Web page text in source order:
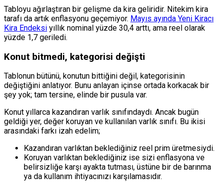
Tabloyu ağırlaştıran bir gelişme da kira geliridir. Nitekim kira
tarafı da artık enflasyonu geçemiyor. Mayıs ayında Yeni Kiracı
Kira Endeksi yıllık nominal yüzde 30,4 arttı, ama reel olarak
yüzde 1,7 geriledi.
Konut bitmedi, kategorisi değişti
Tablonun bütünü, konutun bittiğini değil, kategorisinin
değiştiğini anlatıyor. Bunu anlayan içinse ortada korkacak bir
şey yok; tam tersine, elinde bir pusula var.
Konut yıllarca kazandıran varlık sınıfındaydı. Ancak bugün
geldiği yer, değer koruyan ve kullanılan varlık sınıfı. Bu ikisi
arasındaki farkı izah edelim;
Kazandıran varlıktan beklediğiniz reel prim üretmesiydi.
Koruyan varlıktan beklediğiniz ise sizi enflasyona ve
belirsizliğe karşı ayakta tutması, üstüne bir de barınma
ya da kullanım ihtiyacınızı karşılamasıdır.